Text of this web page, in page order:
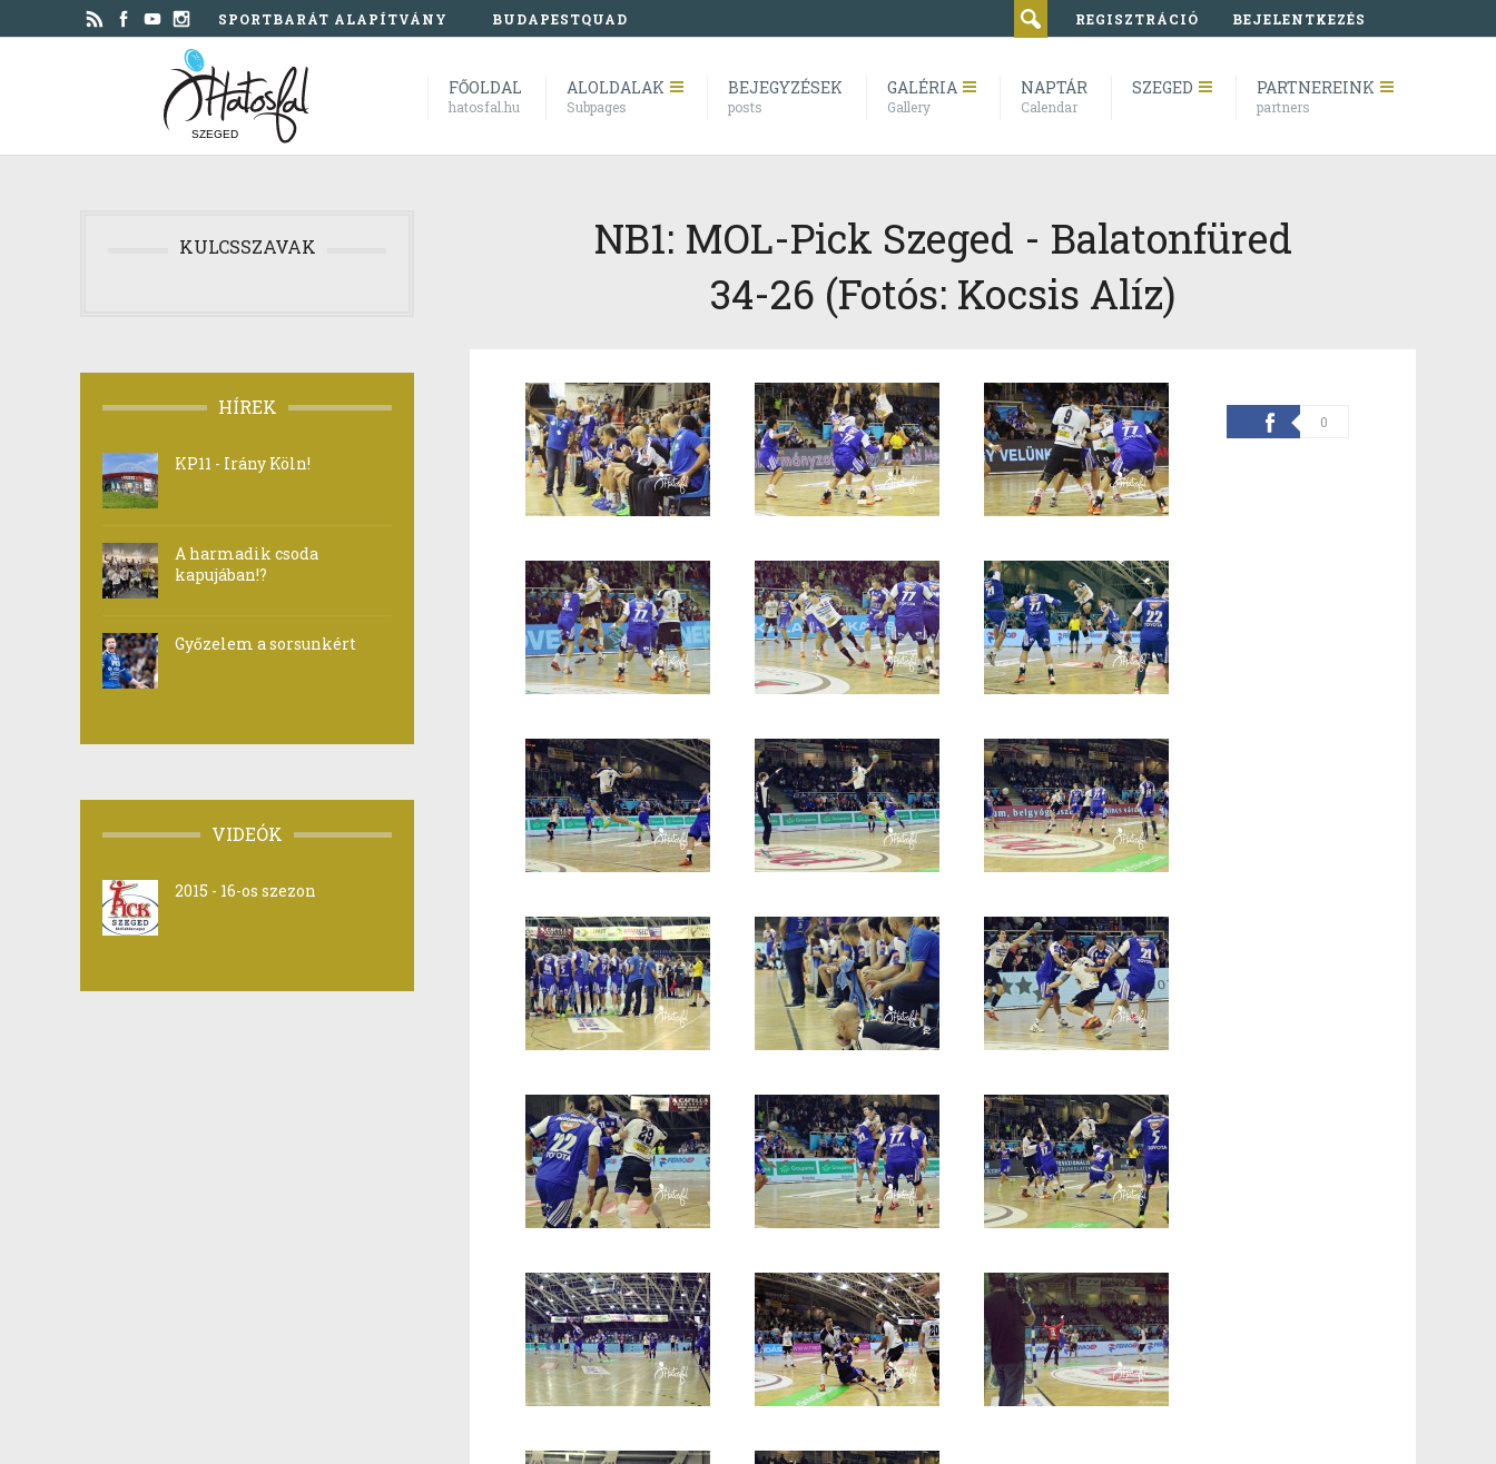
SPORTBARÁT ALAPÍTVÁNY BUDAPESTQUAD REGISZTRÁCIÓ BEJELENTKEZÉS
SZEGED
FŐOLDAL
hatosfal.hu
ALOLDALAK
Subpages
BEJEGYZÉSEK
posts
GALÉRIA
Gallery
NAPTÁR
Calendar
SZEGED PARTNEREINK
partners
NB1: MOL-Pick Szeged - Balatonfüred
34-26 (Fotós: Kocsis Alíz)
0
KULCSSZAVAK
HÍREK
KP11 - Irány Köln!
A harmadik csoda
kapujában!?
Győzelem a sorsunkért
VIDEÓK
2015 - 16-os szezon